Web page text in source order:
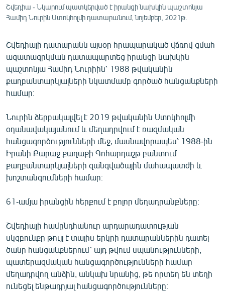
ԱՐԽԻՎ
ԲԱՆԱՎԵՃ
ՁԳՏԵԼՈՎ ԼԱՎԱԳՈՒՅՆԻՆ
ՓՈԴՔԱՍԹ
Հայերեն
English
Русский
ՀԵՏԵՎԵՔ ՄԵԶ
«Ազատության» բոլոր կայքերը
Շվեդիա - Նկարում պատկերված է իրանցի նախկին պաշտոնյա
Համիդ Նուրին Ստոկհոլմի դատարանում, նոյեմբեր, 2021թ.
Շվեդիայի դատարանն այսօր հրապարակած վճռով ցմահ
ազատազրկման դատապարտեց իրանցի նախկին
պաշտոնյա Համիդ Նուրիին՝ 1988 թվականին
քաղբանտարկյալների նկատմամբ գործած հանցանքների
համար։
Նուրին ձերբակալվել է 2019 թվականին Ստոկհոլմի
օդանավակայանում և մեղադրվում է ռազմական
հանցագործությունների մեջ, մասնավորապես՝ 1988-ին
Իրանի Քարաջ քաղաքի Գոհարդաշթ բանտում
քաղբանտարկյալների զանգվածային մահապատժի և
խոշտանգումների համար։
61-ամյա իրանցին հերքում է բոլոր մեղադրանքները։
Շվեդիայի համընդհանուր արդարադատության
սկզբունքը թույլ է տալիս երկրի դատարաններին դատել
ծանր հանցանքներում՝ այդ թվում սպանությունների,
պատերազմական հանցագործությունների համար
մեղադրվող անձին, անկախ նրանից, թե որտեղ են տեղի
ունեցել ենթադրյալ հանցագործությունները։